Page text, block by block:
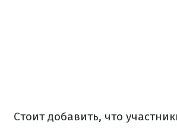
Стоит добавить, что